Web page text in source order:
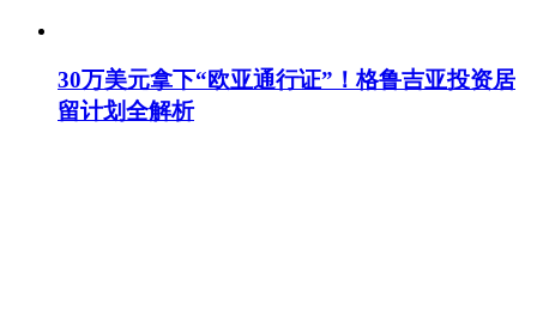
30万美元拿下“欧亚通行证”！格鲁吉亚投资居
留计划全解析